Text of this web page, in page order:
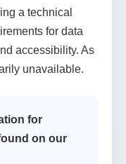
a technical
for data
accessibility. As
unavailable.
for
on our